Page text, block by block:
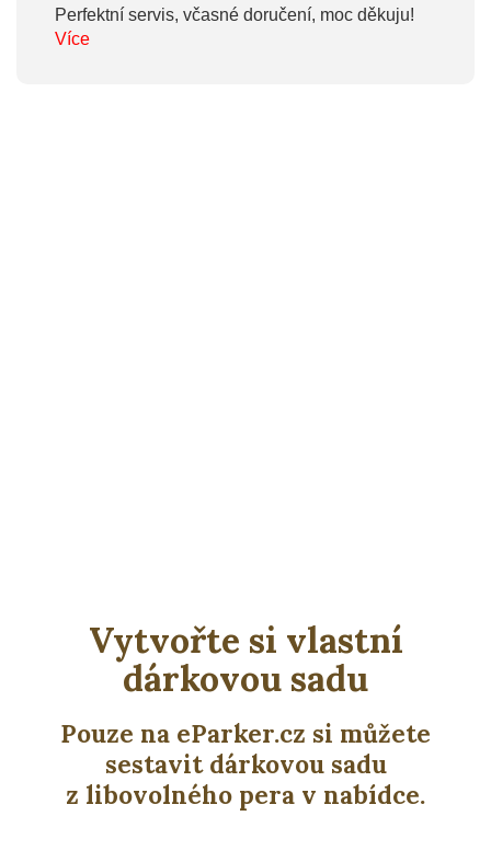
Perfektní servis, včasné doručení, moc děkuju!
Více
Vytvořte si vlastní
dárkovou sadu
Pouze na eParker.cz si můžete
sestavit dárkovou sadu
z libovolného pera v nabídce.